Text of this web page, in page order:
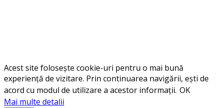
Acest site folosește cookie-uri pentru o mai bună
experiență de vizitare. Prin continuarea navigării, ești de
acord cu modul de utilizare a acestor informații. OK
Mai multe detalii